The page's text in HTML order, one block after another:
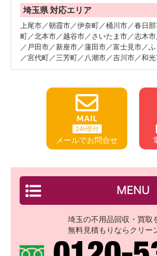
埼玉県 対応エリア
上尾市／朝霞市／伊奈町／桶川市／春日
町／北本市／越谷市／さいたま市／志木
／戸田市／新座市／蓮田市／富士見市／
／宮代町／三芳町／八潮市／吉川市／和
24H受付
メールでお問合せ
MENU
埼玉の不用品回収・買取
無料見積もりならクリー